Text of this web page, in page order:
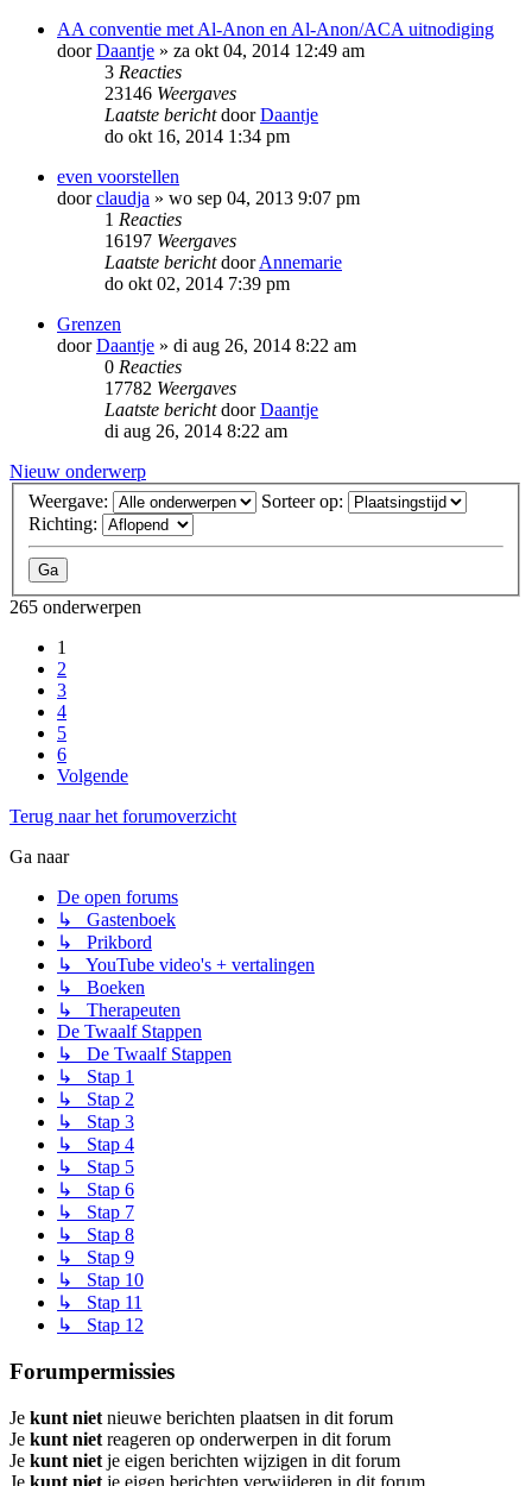
AA conventie met Al-Anon en Al-Anon/ACA uitnodiging
doorDaantje » za okt 04, 2014 12:49 am
3 Reacties
23146 Weergaves
Laatste berichtdoorDaantje
do okt 16, 2014 1:34 pm
even voorstellen
doorclaudja » wo sep 04, 2013 9:07 pm
1 Reacties
16197 Weergaves
Laatste berichtdoorAnnemarie
do okt 02, 2014 7:39 pm
Grenzen
doorDaantje » di aug 26, 2014 8:22 am
0 Reacties
17782 Weergaves
Laatste berichtdoorDaantje
di aug 26, 2014 8:22 am
Nieuw onderwerp
Weergave:
Sorteer op:
Richting:
265 onderwerpen
1
2
3
4
5
6
Volgende
Terug naar het forumoverzicht
Ga naar
De open forums
↳ Gastenboek
↳ Prikbord
↳ YouTube video's + vertalingen
↳ Boeken
↳ Therapeuten
De Twaalf Stappen
↳ De Twaalf Stappen
↳ Stap 1
↳ Stap 2
↳ Stap 3
↳ Stap 4
↳ Stap 5
↳ Stap 6
↳ Stap 7
↳ Stap 8
↳ Stap 9
↳ Stap 10
↳ Stap 11
↳ Stap 12
Forumpermissies
Je kunt niet nieuwe berichten plaatsen in dit forum
Je kunt niet reageren op onderwerpen in dit forum
Je kunt niet je eigen berichten wijzigen in dit forum
Je kunt niet je eigen berichten verwijderen in dit forum